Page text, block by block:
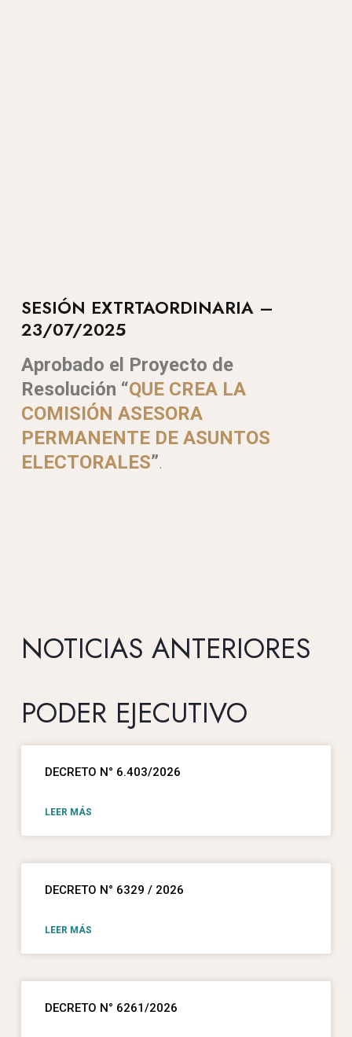
SESIÓN EXTRTAORDINARIA –
23/07/2025
Aprobado el Proyecto de
Resolución “QUE CREA LA
COMISIÓN ASESORA
PERMANENTE DE ASUNTOS
ELECTORALES”.
NOTICIAS ANTERIORES
PODER EJECUTIVO
DECRETO N° 6.403/2026
LEER MÁS
DECRETO N° 6329 / 2026
LEER MÁS
DECRETO N° 6261/2026